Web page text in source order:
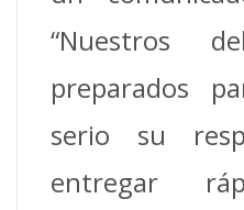
“Nuestros
preparados
serio su
entregar